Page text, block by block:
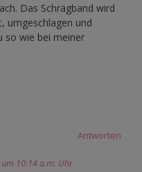
Das Schrägband wird
umgeschlagen und
so wie bei meiner
Antworten
10:14 a.m. Uhr